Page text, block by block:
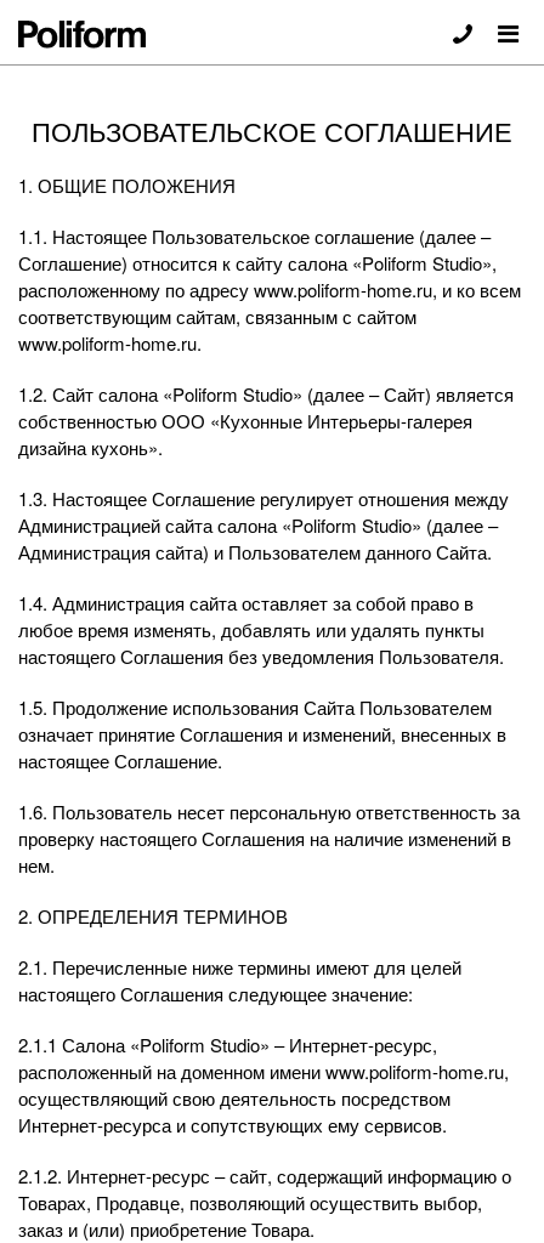
ПОЛЬЗОВАТЕЛЬСКОЕ СОГЛАШЕНИЕ
1. ОБЩИЕ ПОЛОЖЕНИЯ
1.1. Настоящее Пользовательское соглашение (далее –
Соглашение) относится к сайту салона «Poliform Studio»,
расположенному по адресу www.poliform-home.ru, и ко всем
соответствующим сайтам, связанным с сайтом
www.poliform-home.ru.
1.2. Сайт салона «Poliform Studio» (далее – Сайт) является
собственностью ООО «Кухонные Интерьеры-галерея
дизайна кухонь».
1.3. Настоящее Соглашение регулирует отношения между
Администрацией сайта салона «Poliform Studio» (далее –
Администрация сайта) и Пользователем данного Сайта.
1.4. Администрация сайта оставляет за собой право в
любое время изменять, добавлять или удалять пункты
настоящего Соглашения без уведомления Пользователя.
1.5. Продолжение использования Сайта Пользователем
означает принятие Соглашения и изменений, внесенных в
настоящее Соглашение.
1.6. Пользователь несет персональную ответственность за
проверку настоящего Соглашения на наличие изменений в
нем.
2. ОПРЕДЕЛЕНИЯ ТЕРМИНОВ
2.1. Перечисленные ниже термины имеют для целей
настоящего Соглашения следующее значение:
2.1.1 Салона «Poliform Studio» – Интернет-ресурс,
расположенный на доменном имени www.poliform-home.ru,
осуществляющий свою деятельность посредством
Интернет-ресурса и сопутствующих ему сервисов.
2.1.2. Интернет-ресурс – сайт, содержащий информацию о
Товарах, Продавце, позволяющий осуществить выбор,
заказ и (или) приобретение Товара.